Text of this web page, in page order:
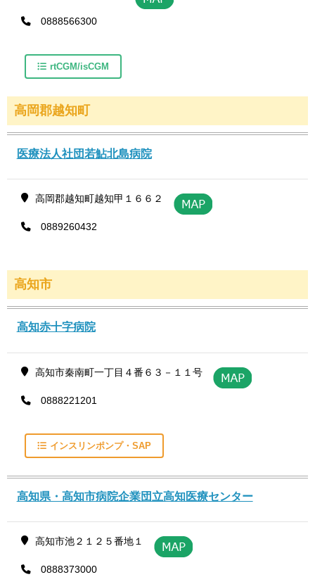
0888566300
rtCGM/isCGM
高岡郡越知町
医療法人社団若鮎北島病院
高岡郡越知町越知甲１６６２
0889260432
高知市
高知赤十字病院
高知市秦南町一丁目４番６３－１１号
0888221201
インスリンポンプ・SAP
高知県・高知市病院企業団立高知医療センター
高知市池２１２５番地１
0888373000